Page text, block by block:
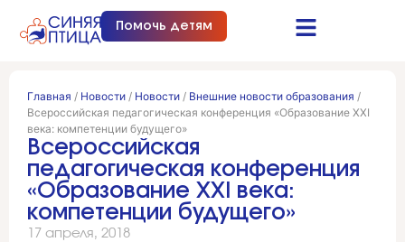
Помочь детям
Главная / Новости / Новости / Внешние новости образования /
Всероссийская педагогическая конференция «Образование ХХI
века: компетенции будущего»
Всероссийская
педагогическая конференция
«Образование ХХI века:
компетенции будущего»
17 апреля, 2018